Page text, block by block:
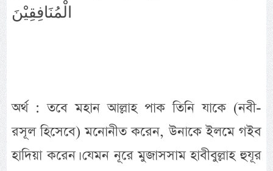
الْمُنَافِقِيْنَ
অর্থ : তবে মহান আল্লাহ পাক তিনি যাকে (নবী-
রসূল হিসেবে) মনোনীত করেন, উনাকে ইলমে গইব
হাদিয়া করেন। যেমন নূরে মুজাসসাম হাবীবুল্লাহ হুযূর